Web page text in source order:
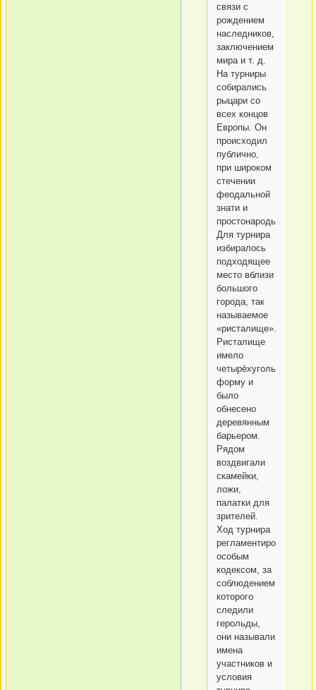
связи с
рождением
наследников,
заключением
мира и т. д.
На турниры
собирались
рыцари со
всех концов
Европы. Он
происходил
публично,
при широком
стечении
феодальной
знати и
простонародья.
Для турнира
избиралось
подходящее
место вблизи
большого
города, так
называемое
«ристалище».
Ристалище
имело
четырёхугольную
форму и
было
обнесено
деревянным
барьером.
Рядом
воздвигали
скамейки,
ложи,
палатки для
зрителей.
Ход турнира
регламентировался
особым
кодексом, за
соблюдением
которого
следили
герольды,
они называли
имена
участников и
условия